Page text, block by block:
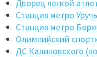
Дворец легкой
Станция метро
Станция метро
Олимпийский
ДС Калиновского